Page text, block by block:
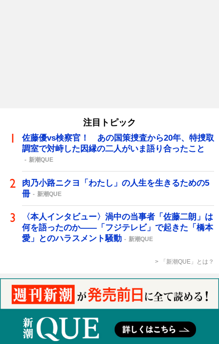
注目トピック
佐藤優vs検察官！ あの国策捜査から20年、特捜取
調室で対峙した因縁の二人がいま語り合ったこと
新潮QUE
肉乃小路ニクヨ「わたし」の人生を生きるための5
冊
新潮QUE
〈本人インタビュー〉渦中の当事者「佐藤二朗」は
何を語ったのか――「フジテレビ」で起きた「橋本
愛」とのハラスメント騒動
新潮QUE
「新潮QUE」とは？